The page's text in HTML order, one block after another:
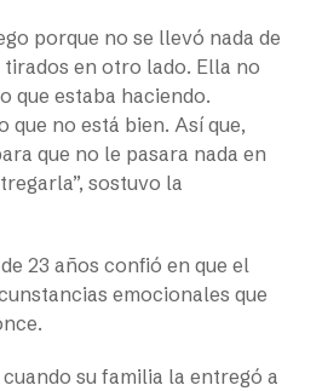
porque no se llevó nada de
en otro lado. Ella no
que estaba haciendo.
que no está bien. Así que,
que no le pasara nada en
sostuvo la
23 años confió en que el
emocionales que
su familia la entregó a